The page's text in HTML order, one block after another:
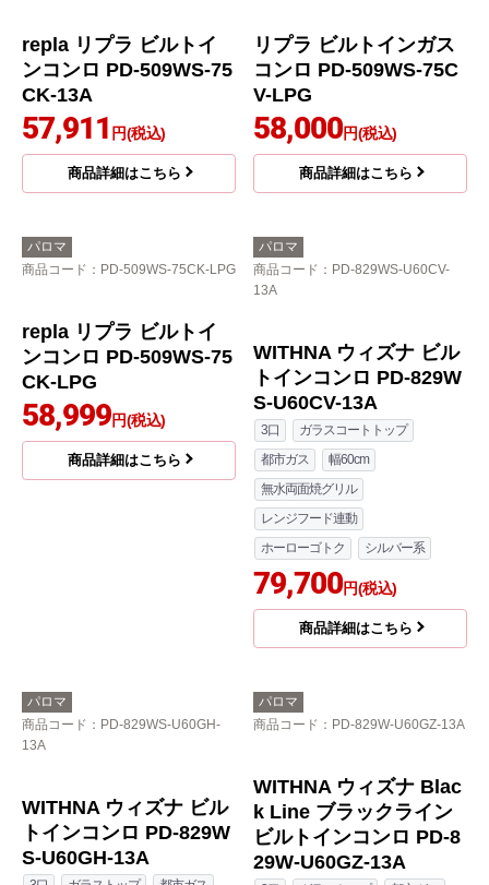
repla リプラ ビルトイ
ンコンロ PD-509WS-75
CK-13A
57,911円(税込)
商品詳細はこちら
リプラ ビルトインガス
コンロ PD-509WS-75C
V-LPG
58,000円(税込)
商品詳細はこちら
パロマ
商品コード：PD-509WS-75CK-LPG
パロマ
商品コード
：PD-829WS-U60CV-
13A
WITHNA ウィズナ ビル
トインコンロ PD-829W
S-U60CV-13A
ガラスコートトップ
都市ガス
幅60cm
レンジフード連動
ホーローゴトク
79,700円(税込)
商品詳細はこちら